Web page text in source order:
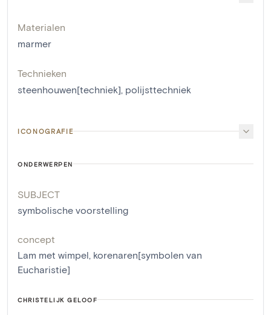
Materialen
marmer
Technieken
steenhouwen[techniek], polijsttechniek
ICONOGRAFIE
ONDERWERPEN
SUBJECT
symbolische voorstelling
concept
Lam met wimpel, korenaren[symbolen van
Eucharistie]
CHRISTELIJK GELOOF